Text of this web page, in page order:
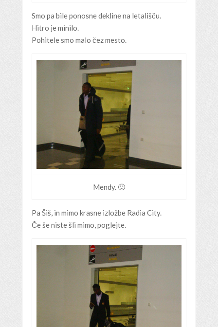
Smo pa bile ponosne dekline na letališču.
Hitro je minilo.
Pohitele smo malo čez mesto.
Mendy. 🙂
Pa Šiš, in mimo krasne izložbe Radia City.
Če še niste šli mimo, poglejte.